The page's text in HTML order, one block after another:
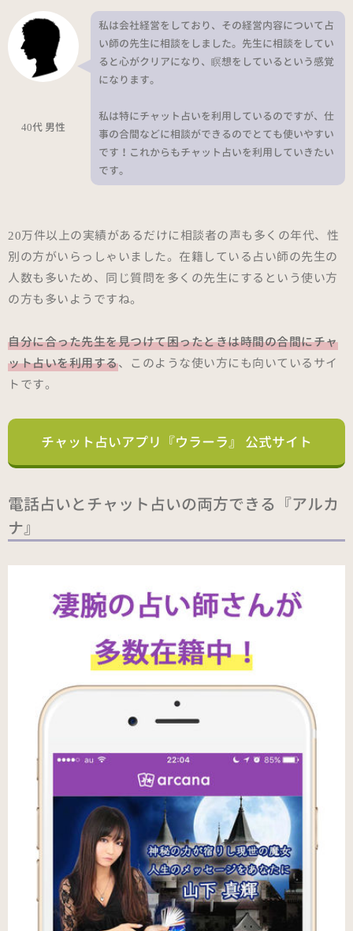
40代 男性
私は会社経営をしており、その経営内容について占
い師の先生に相談をしました。先生に相談をしてい
ると心がクリアになり、瞑想をしているという感覚
になります。
私は特にチャット占いを利用しているのですが、仕
事の合間などに相談ができるのでとても使いやすい
です！これからもチャット占いを利用していきたい
です。
20万件以上の実績があるだけに相談者の声も多くの年代、性
別の方がいらっしゃいました。在籍している占い師の先生の
人数も多いため、同じ質問を多くの先生にするという使い方
の方も多いようですね。
自分に合った先生を見つけて困ったときは時間の合間にチャ
ット占いを利用する、このような使い方にも向いているサイ
トです。
チャット占いアプリ『ウラーラ』 公式サイト
電話占いとチャット占いの両方できる『アルカ
ナ』